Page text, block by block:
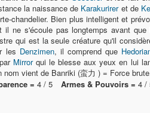
la naissance de Karakurireret de
chandelier. Bien plus intelligent et
il ne s'écoule pas longtemps avant
qui est la seule créature qu'il
les Denzimen, il comprend que
Mirrorqui le blesse aux yeux en lui
vient de Banriki (蛮力 ) = Force
= 4 / 5 Armes & Pouvoirs = 4 /